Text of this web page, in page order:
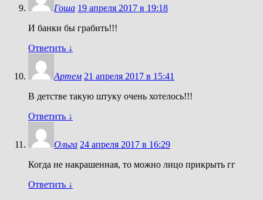
Гоша 19 апреля 2017 в 19:18
И банки бы грабить!!!
Ответить ↓
Артем 21 апреля 2017 в 15:41
В детстве такую штуку очень хотелось!!!
Ответить ↓
Ольга 24 апреля 2017 в 16:29
Когда не накрашенная, то можно лицо прикрыть гг
Ответить ↓